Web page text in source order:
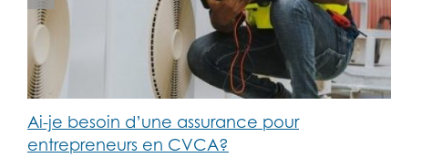
Ai-je besoin d’une assurance pour
entrepreneurs en CVCA?